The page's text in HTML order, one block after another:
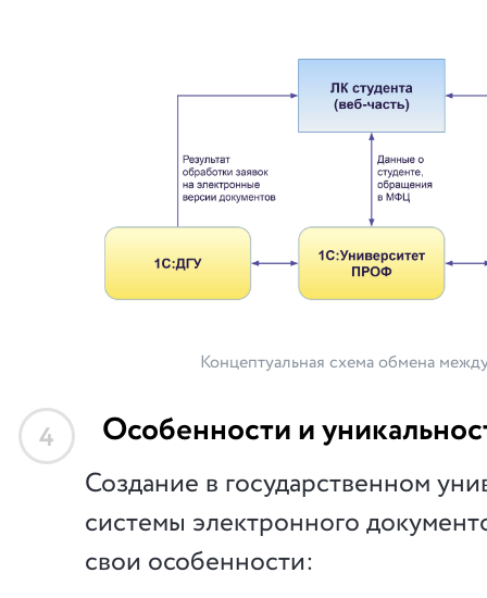
Концептуальная схема обмена
4 Особенности и
Создание в государственном
системы электронного
свои особенности: